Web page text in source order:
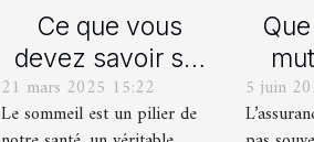
Ce que vous
devez savoir sur
le sommeil
polyphasique
21 mars 2025 15:22
Le sommeil est un pilier de
5 juin